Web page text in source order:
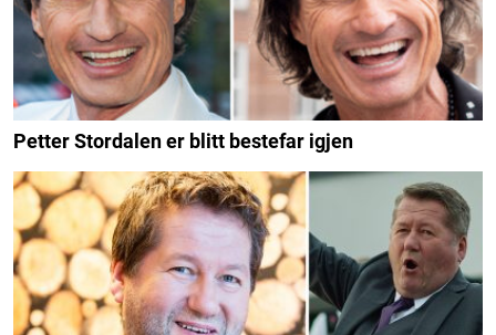
Petter Stordalen er blitt bestefar igjen